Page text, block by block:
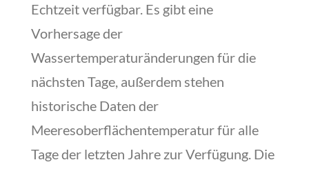
Echtzeit verfügbar. Es gibt eine
Vorhersage der
Wassertemperaturänderungen für die
nächsten Tage, außerdem stehen
historische Daten der
Meeresoberflächentemperatur für alle
Tage der letzten Jahre zur Verfügung. Die